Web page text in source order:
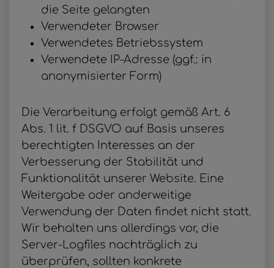
die Seite gelangten
Verwendeter Browser
Verwendetes Betriebssystem
Verwendete IP-Adresse (ggf.: in
anonymisierter Form)
Die Verarbeitung erfolgt gemäß Art. 6
Abs. 1 lit. f DSGVO auf Basis unseres
berechtigten Interesses an der
Verbesserung der Stabilität und
Funktionalität unserer Website. Eine
Weitergabe oder anderweitige
Verwendung der Daten findet nicht statt.
Wir behalten uns allerdings vor, die
Server-Logfiles nachträglich zu
überprüfen, sollten konkrete